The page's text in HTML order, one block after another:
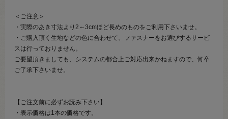
＜ご注意＞
・実際のあき寸法より2～3cmほど長めのものをご利用下さいませ。
・ご購入頂く生地などの色に合わせて、ファスナーをお選びするサービ
スは行っておりません。
ご要望頂きましても、システムの都合上ご対応出来かねますので、何卒
ご了承下さいませ。
【ご注文前に必ずお読み下さい】
・表示価格は1本の価格です。